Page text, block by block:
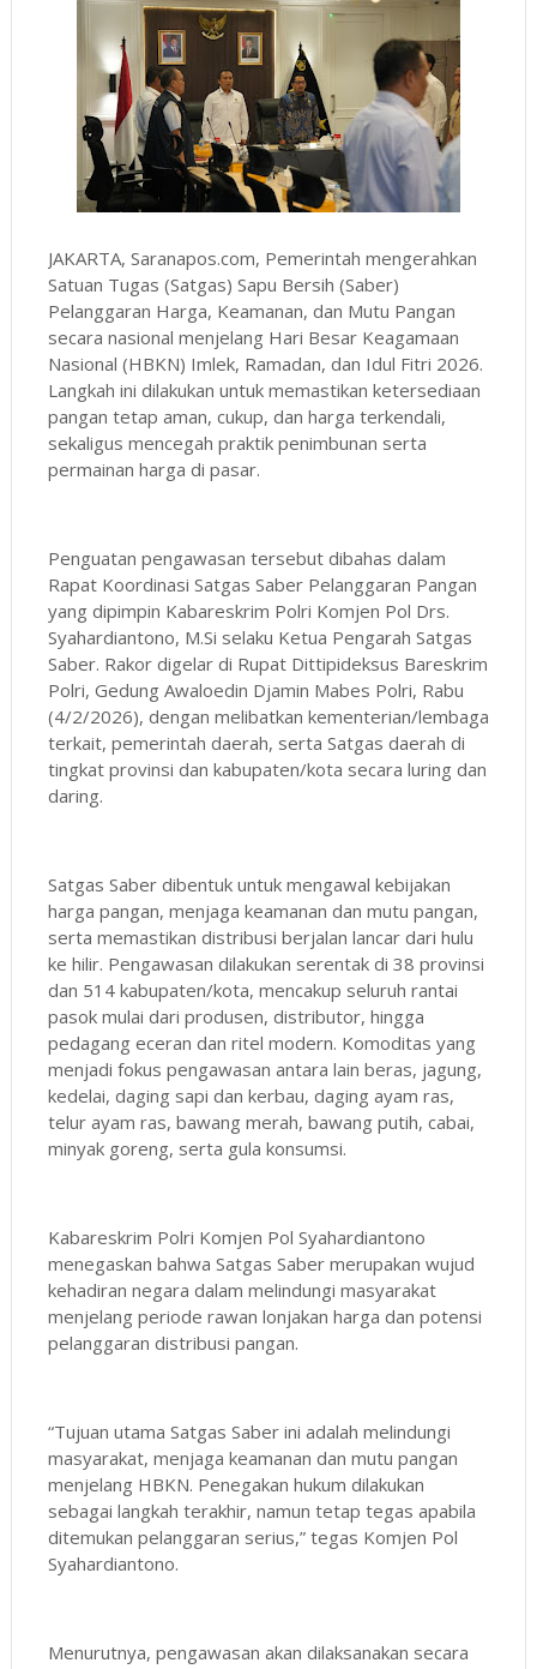
JAKARTA, Saranapos.com, Pemerintah mengerahkan
Satuan Tugas (Satgas) Sapu Bersih (Saber)
Pelanggaran Harga, Keamanan, dan Mutu Pangan
secara nasional menjelang Hari Besar Keagamaan
Nasional (HBKN) Imlek, Ramadan, dan Idul Fitri 2026.
Langkah ini dilakukan untuk memastikan ketersediaan
pangan tetap aman, cukup, dan harga terkendali,
sekaligus mencegah praktik penimbunan serta
permainan harga di pasar.
Penguatan pengawasan tersebut dibahas dalam
Rapat Koordinasi Satgas Saber Pelanggaran Pangan
yang dipimpin Kabareskrim Polri Komjen Pol Drs.
Syahardiantono, M.Si selaku Ketua Pengarah Satgas
Saber. Rakor digelar di Rupat Dittipideksus Bareskrim
Polri, Gedung Awaloedin Djamin Mabes Polri, Rabu
(4/2/2026), dengan melibatkan kementerian/lembaga
terkait, pemerintah daerah, serta Satgas daerah di
tingkat provinsi dan kabupaten/kota secara luring dan
daring.
Satgas Saber dibentuk untuk mengawal kebijakan
harga pangan, menjaga keamanan dan mutu pangan,
serta memastikan distribusi berjalan lancar dari hulu
ke hilir. Pengawasan dilakukan serentak di 38 provinsi
dan 514 kabupaten/kota, mencakup seluruh rantai
pasok mulai dari produsen, distributor, hingga
pedagang eceran dan ritel modern. Komoditas yang
menjadi fokus pengawasan antara lain beras, jagung,
kedelai, daging sapi dan kerbau, daging ayam ras,
telur ayam ras, bawang merah, bawang putih, cabai,
minyak goreng, serta gula konsumsi.
Kabareskrim Polri Komjen Pol Syahardiantono
menegaskan bahwa Satgas Saber merupakan wujud
kehadiran negara dalam melindungi masyarakat
menjelang periode rawan lonjakan harga dan potensi
pelanggaran distribusi pangan.
“Tujuan utama Satgas Saber ini adalah melindungi
masyarakat, menjaga keamanan dan mutu pangan
menjelang HBKN. Penegakan hukum dilakukan
sebagai langkah terakhir, namun tetap tegas apabila
ditemukan pelanggaran serius,” tegas Komjen Pol
Syahardiantono.
Menurutnya, pengawasan akan dilaksanakan secara